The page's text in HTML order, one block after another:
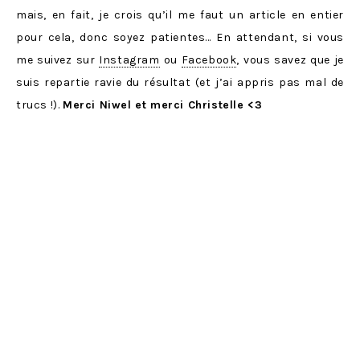
mais, en fait, je crois qu’il me faut un article en entier
pour cela, donc soyez patientes… En attendant, si vous
me suivez sur Instagram ou Facebook, vous savez que je
suis repartie ravie du résultat (et j’ai appris pas mal de
trucs !). Merci Niwel et merci Christelle <3